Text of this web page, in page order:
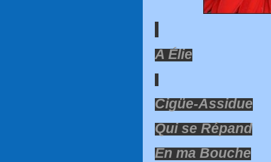
A Élie
Cigüe-Assidue
Qui se Répand
En ma Bouche